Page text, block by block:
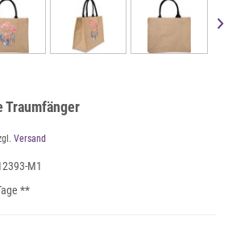
Traumfänger
Versand
M1
**